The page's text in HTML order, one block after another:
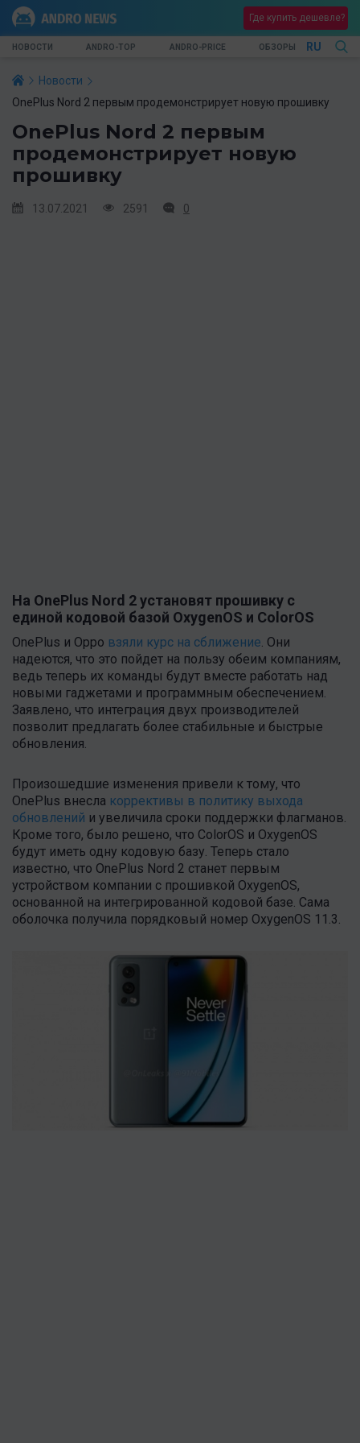
Где купить дешевле?
НОВОСТИ ANDRO-TOP ANDRO-PRICE ОБЗОРЫ RU
Новости
OnePlus Nord 2 первым продемонстрирует новую прошивку
OnePlus Nord 2 первым
продемонстрирует новую
прошивку
13.07.2021 2591 0
На OnePlus Nord 2 установят прошивку с
единой кодовой базой OxygenOS и ColorOS
OnePlus и Oppo взяли курс на сближение . Они
надеются, что это пойдет на пользу обеим компаниям,
ведь теперь их команды будут вместе работать над
новыми гаджетами и программным обеспечением.
Заявлено, что интеграция двух производителей
позволит предлагать более стабильные и быстрые
обновления.
Произошедшие изменения привели к тому, что
OnePlus внесла коррективы в политику выхода
обновлений и увеличила сроки поддержки флагманов.
Кроме того, было решено, что ColorOS и OxygenOS
будут иметь одну кодовую базу. Теперь стало
известно, что OnePlus Nord 2 станет первым
устройством компании с прошивкой OxygenOS,
основанной на интегрированной кодовой базе. Сама
оболочка получила порядковый номер OxygenOS 11.3.